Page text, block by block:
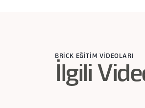
BRİCK EĞİTİM VİDEOLARI
İlgili